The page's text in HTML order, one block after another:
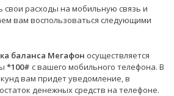
расходы на мобильную связь и
вам воспользоваться следующими
баланса Мегафон осуществляется
*100# с вашего мобильного телефона. В
вам придет уведомление, в
денежных средств на телефоне.